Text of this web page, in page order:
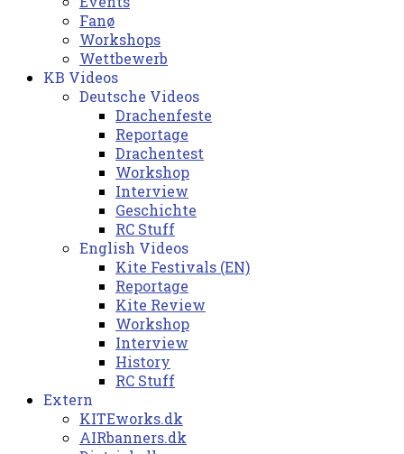
Fanø
Workshops
Wettbewerb
KB Videos
Deutsche Videos
Drachenfeste
Reportage
Drachentest
Workshop
Interview
Geschichte
RC Stuff
English Videos
Kite Festivals (EN)
Reportage
Kite Review
Workshop
Interview
History
RC Stuff
Extern
KITEworks.dk
AIRbanners.dk